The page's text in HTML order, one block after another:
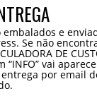
e
Se não
DE
“INFO” vai
por email